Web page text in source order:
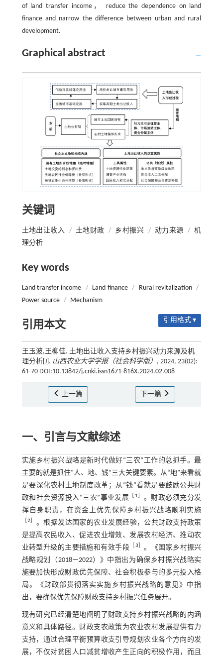
of land transfer income， reduce the dependence on land
finance and narrow the difference between urban and rural
development.
Graphical abstract
关键词
土地出让收入 / 土地财政 / 乡村振兴 / 动力来源 / 机
理分析
Key words
Land transfer income / Land finance / Rural revitalization /
Power source / Mechanism
引用本文 引用格式 ▾
王玉波,王柳佳. 土地出让收入支持乡村振兴动力来源及机
理分析[J]. 山西农业大学学报（社会科学版） , 2024, 23(02):
61-70 DOI:10.13842/j.cnki.issn1671-816X.2024.02.008
上一篇 下一篇
一、引言与文献综述
实施乡村振兴战略是新时代做好“三农”工作的总抓手。最
主要的就是抓住“人、地、钱”三大关键要素。从“地”来看就
是要深化农村土地制度改革；从“钱”看就是要鼓励公共财
政和社会资源投入“三农”事业发展
1
。财政必须充分发
挥自身职责，在资金上优先保障乡村振兴战略顺利实施
［2
。根据发达国家的农业发展经验，公共财政支持政策
是提高农民收入、促进农业增效、发展农村经济、推动农
业转型升级的主要措施和有效手段
3
。《国家乡村振兴
战略规划（2018—2022）》中指出为确保乡村振兴战略实
施要加快形成财政优先保障、社会积极参与的多元投入格
局。《财政部贯彻落实实施乡村振兴战略的意见》中指
出，要确保优先保障财政支持乡村振兴任务展开。
现有研究已经清楚地阐明了财政支持乡村振兴战略的内涵
意义和具体路径。财政支农政策为农业农村发展提供有力
支持，通过合理平衡预算收支引导规划农业各个方向的发
展，不仅对贫困人口减贫增收产生正向的积极作用，而且